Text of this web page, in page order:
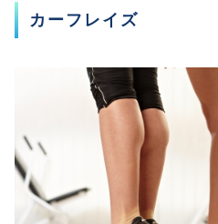
カーフレイズ